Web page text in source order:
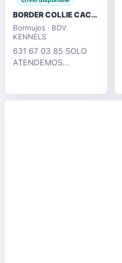
BORDER COLLIE CACHORROS , TRICOLOR MERLE
Bormujos · BDV
KENNELS
631 67 03 85 SOLO
ATENDEMOS
COMPETITIVOS!!